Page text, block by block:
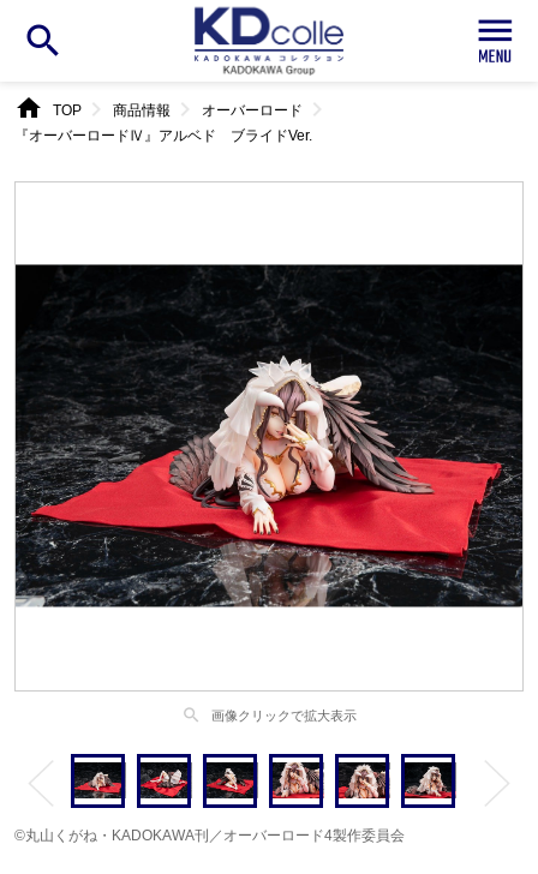
search
home TOPchevron_right 商品情報chevron_right オーバーロード chevron_right
『オーバーロードⅣ』アルベド ブライドVer.
search 画像クリックで拡大表示
©丸山くがね・KADOKAWA刊／オーバーロード4製作委員会